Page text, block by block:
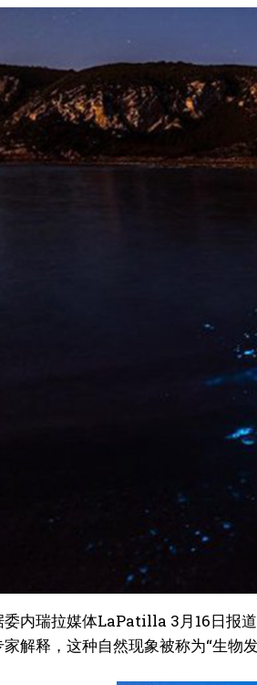
委内瑞拉媒体LaPatilla 3月16日报
家解释，这种自然现象被称为“生物